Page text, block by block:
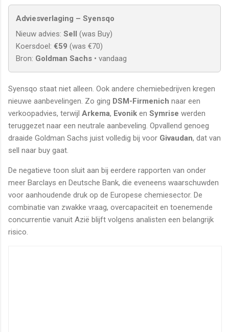
Adviesverlaging – Syensqo
Nieuw advies: Sell (was Buy)
Koersdoel: €59 (was €70)
Bron: Goldman Sachs • vandaag
Syensqo staat niet alleen. Ook andere chemiebedrijven kregen
nieuwe aanbevelingen. Zo ging DSM-Firmenich naar een
verkoopadvies, terwijl Arkema, Evonik en Symrise werden
teruggezet naar een neutrale aanbeveling. Opvallend genoeg
draaide Goldman Sachs juist volledig bij voor Givaudan, dat van
sell naar buy gaat.
De negatieve toon sluit aan bij eerdere rapporten van onder
meer Barclays en Deutsche Bank, die eveneens waarschuwden
voor aanhoudende druk op de Europese chemiesector. De
combinatie van zwakke vraag, overcapaciteit en toenemende
concurrentie vanuit Azië blijft volgens analisten een belangrijk
risico.